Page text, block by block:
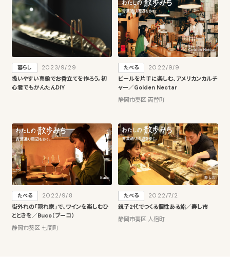
暮らし
2023/9/29
扱いやすい真鍮でお香立てを作ろう。初
心者でもかんたんDIY
たべる
2022/9/9
ビールを片手に楽しむ、アメリカンカルチ
ャー／Golden Nectar
静岡市葵区 両替町
たべる
2022/9/8
街外れの「隠れ家」で、ワインを楽しむひ
とときを／Buco（ブーコ）
静岡市葵区 七間町
たべる
2022/7/2
親子2代でつくる個性ある鮨／寿し市
静岡市葵区 人宿町